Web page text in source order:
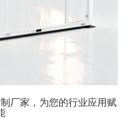
厂家，为您的行业应用赋